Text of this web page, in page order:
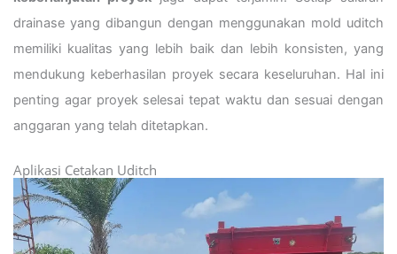
drainase yang dibangun dengan menggunakan mold uditch
memiliki kualitas yang lebih baik dan lebih konsisten, yang
mendukung keberhasilan proyek secara keseluruhan. Hal ini
penting agar proyek selesai tepat waktu dan sesuai dengan
anggaran yang telah ditetapkan.
Aplikasi Cetakan Uditch